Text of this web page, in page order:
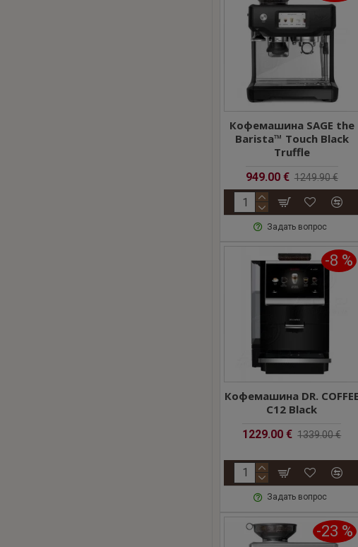
Кофемашина SAGE the
Barista™ Touch Black
Truffle
949.00 € 1249.90 €
Задать вопрос
-8 %
Кофемашина DR. COFFEE
C12 Black
1229.00 € 1339.00 €
Задать вопрос
-23 %